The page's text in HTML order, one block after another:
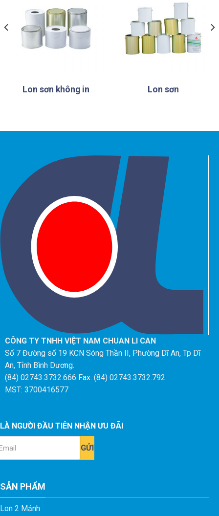
Lon sơn không in Lon sơn
CÔNG TY TNHH VIỆT NAM CHUAN LI CAN
Số 7 Đường số 19 KCN Sóng Thần II, Phường Dĩ An, Tp Dĩ
An, Tỉnh Bình Dương.
(84) 02743.3732.666 Fax: (84) 02743.3732.792
MST: 3700416577
LÀ NGƯỜI ĐẦU TIÊN NHẬN ƯU ĐÃI
SẢN PHẨM
Lon 2 Mảnh